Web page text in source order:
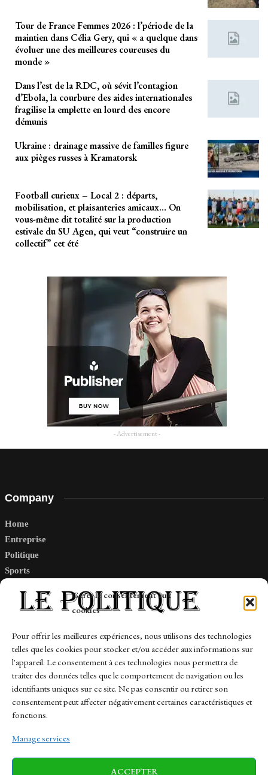
Gérer le consentement aux
cookies
Pour offrir les meilleures expériences, nous utilisons des technologies
telles que les cookies pour stocker et/ou accéder aux informations sur
l'appareil. Le consentement à ces technologies nous permettra de
traiter des données telles que le comportement de navigation ou les
identifiants uniques sur ce site. Ne pas consentir ou retirer son
consentement peut affecter négativement certaines caractéristiques et
fonctions.
Manage services
ACCEPTER
Tour de France Femmes 2026 : l’période de la
maintien dans Célia Gery, qui « a quelque dans
évoluer une des meilleures coureuses du
monde »
Dans l’est de la RDC, où sévit l’contagion
d’Ebola, la courbure des aides internationales
fragilise la emplette en lourd des encore
démunis
Ukraine : drainage massive de familles figure
aux pièges russes à Kramatorsk
Football curieux – Local 2 : départs,
mobilisation, et plaisanteries amicaux… On
vous-même dit totalité sur la production
estivale du SU Agen, qui veut “construire un
collectif” cet été
- Advertisement -
Company
Home
Entreprise
Politique
Sports
Links
Contact
Sitemap
News Finance-Marches Politics